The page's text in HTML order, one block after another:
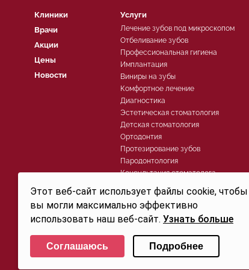
Клиники
Врачи
Акции
Цены
Новости
Услуги
Лечение зубов под микроскопом
Отбеливание зубов
Профессиональная гигиена
Имплантация
Виниры на зубы
Комфортное лечение
Диагностика
Эстетическая стоматология
Детская стоматология
Ортодонтия
Протезирование зубов
Пародонтология
Консультация стоматолога
Хирургическая стоматология
Лечение зубов
Политика конфиденциальности
Свидетельство на товарный знак (знак обслуживания) №250906 действует до
Этот веб-сайт использует файлы cookie, чтобы
вы могли максимально эффективно
использовать наш веб-сайт. Узнать больше
Минимальные Аналитические/Функциональные
Соглашаюсь Подробнее